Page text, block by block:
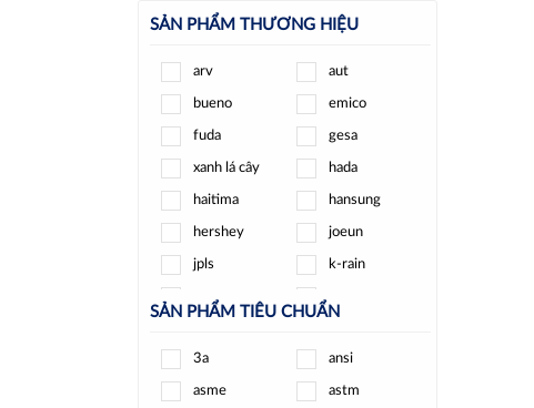
SẢN PHẨM THƯƠNG HIỆU
arv aut
bueno emico
fuda gesa
xanh lá cây hada
haitima hansung
hershey joeun
jpls k-rain
kizt
pmax round star
samwoo sanwa
SẢN PHẨM TIÊU CHUẨN
3a ansi
asme astm